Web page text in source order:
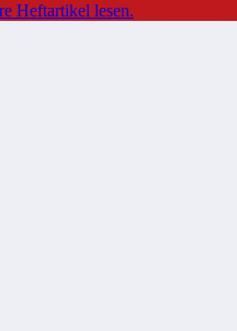
Heftartikel lesen.